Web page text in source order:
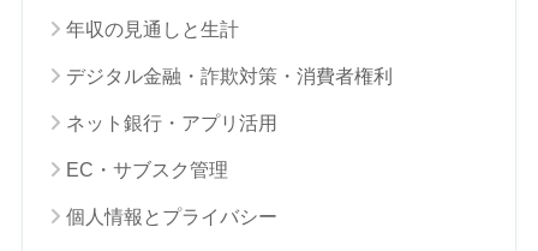
年収の見通しと生計
デジタル金融・詐欺対策・消費者権利
ネット銀行・アプリ活用
EC・サブスク管理
個人情報とプライバシー